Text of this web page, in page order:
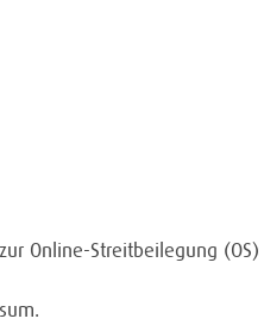
Online-Streitbeilegung